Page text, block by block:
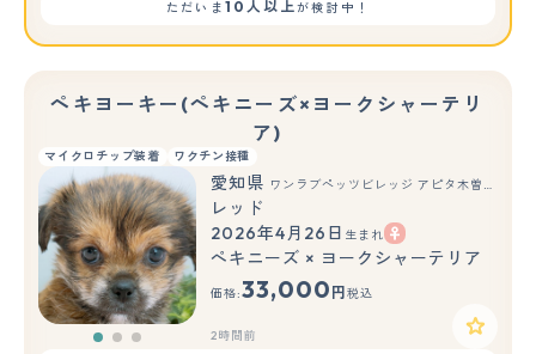
ただいま 10人以上が検討中！
ペキヨーキー(ペキニーズ×ヨークシャーテリ
ア)
マイクロチップ装着 ワクチン接種
もっと見る
愛知県 ワンラブペッツビレッジ アピタ木曽川店(FC)
レッド
2026年4月26日 生まれ
ペキニーズ × ヨークシャーテリア
価格:33,000 円 税込
2時間前